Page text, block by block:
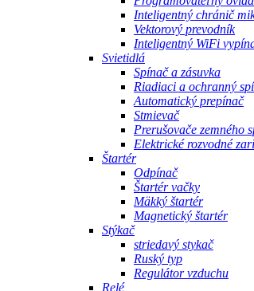
Inteligentný chránič
Vektorový prevodník
Inteligentný WiFi
Svietidlá
Spínač a zásuvka
Riadiaci a ochranný
Automatický prepínač
Stmievač
Prerušovače zemného
Elektrické rozvodné
Štartér
Odpínač
Štartér vačky
Mäkký štartér
Magnetický štartér
Stýkač
striedavý stykač
Ruský typ
Regulátor vzduchu
Relé